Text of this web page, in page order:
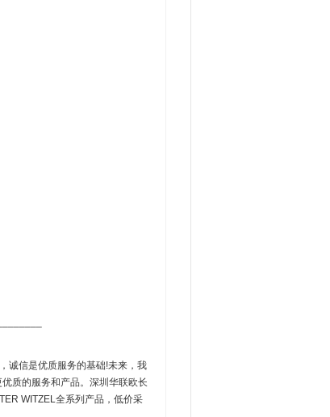
诚信是优质服务的基础!未来，我
质的服务和产品。深圳华联欧长
WITZEL全系列产品，低价采